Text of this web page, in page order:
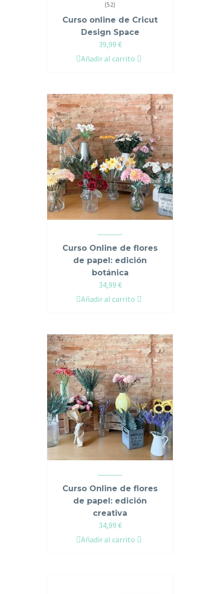
Valorado en
4.96
(52)
Curso online de Cricut
Design Space
39,99 €
Añadir al carrito
Curso Online de flores
de papel: edición
botánica
34,99 €
Añadir al carrito
Curso Online de flores
de papel: edición
creativa
34,99 €
Añadir al carrito